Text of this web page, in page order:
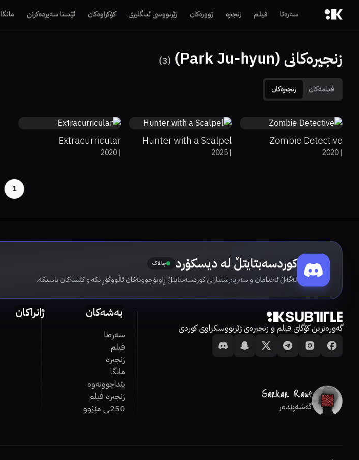
سەرەتا فیلم زنجیرە ژوورەکان ژێرنووسی ئینگلیزی کۆکراوەکان ئێستا سەیردەکرێن مانگا
زنجیرەکانی (Park Ju-hyun) (
3
)
فیلمەکان زنجیرەکان
Zombie Detective
|
2020
Hunter with a Scalpel
|
2025
Extracurricular
|
2020
1
کوردسەبتایتڵ لە دیسکۆرد چالاک
لەگەڵ ئەندامان و سەرپەرشتیارانی کوردسەبتایتڵ ڕاوبۆچوونەکان ئاڵووگۆڕ بکە و کێشەکان باسبکە.
گەورەترین کۆگای فیلم و زنجیرەی ژێرنووسکراوی کوردی
گەشەپێدەر
بەشەکان
سەرەتا
فیلم
زنجیرە
مانگا
پێداچوونەوە
زنجیرە فیلم
250ـی مێژوو
ژانراکان